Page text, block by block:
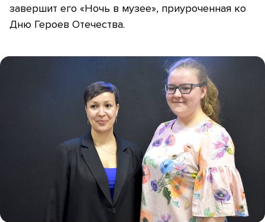
завершит его «Ночь в музее», приуроченная ко
Дню Героев Отечества.